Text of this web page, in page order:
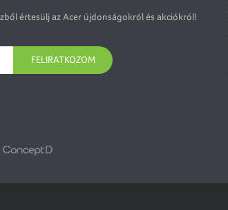
értesülj az Acer újdonságokról és akciókról!
FELIRATKOZOM